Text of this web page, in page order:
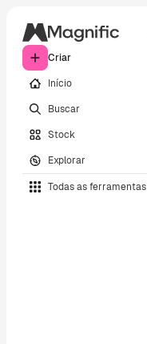
Criar
Início
Buscar
Stock
Explorar
Todas as ferramentas